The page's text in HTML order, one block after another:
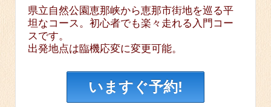
県立自然公園恵那峡から恵那市街地を巡る平
坦なコース。初心者でも楽々走れる入門コー
スです。
出発地点は臨機応変に変更可能。
いますぐ予約!